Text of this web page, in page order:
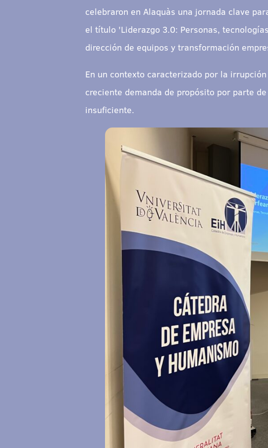
celebraron en Alaquàs una jornada clave
el título 'Liderazgo 3.0: Personas,
dirección de equipos y transformación
En un contexto caracterizado por la
creciente demanda de propósito por parte
insuficiente.